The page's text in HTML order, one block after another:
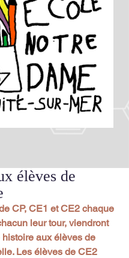
élèves de
CP, CE1 et CE2 chaque
leur tour, viendront
histoire aux élèves de
Les élèves de CE2